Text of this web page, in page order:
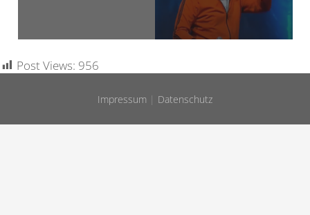
Post Views: 956
Impressum | Datenschutz